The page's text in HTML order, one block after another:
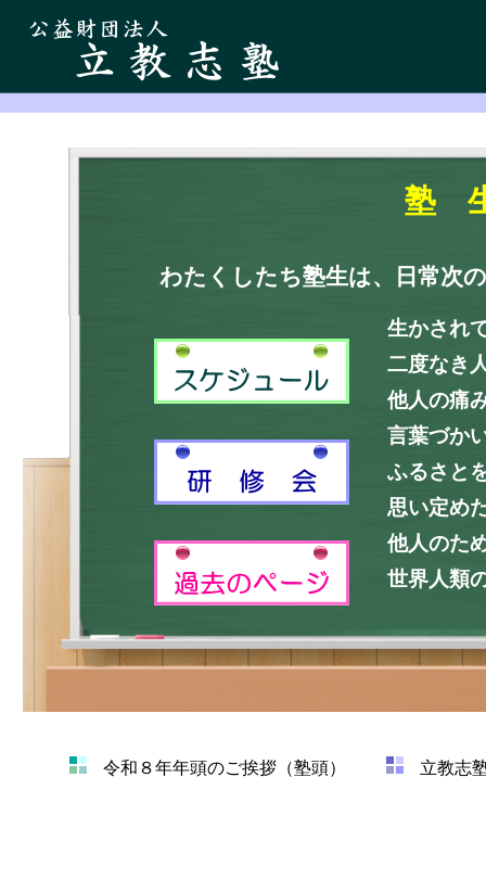
令和８年年頭のご挨拶（塾頭） 立教志